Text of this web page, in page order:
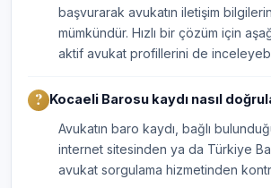
başvurarak avukatın iletişim
mümkündür. Hızlı bir çözüm için
aktif avukat profillerini de
Kocaeli Barosu kaydı nasıl
Avukatın baro kaydı, bağlı
internet sitesinden ya da Türkiye
avukat sorgulama hizmetinden